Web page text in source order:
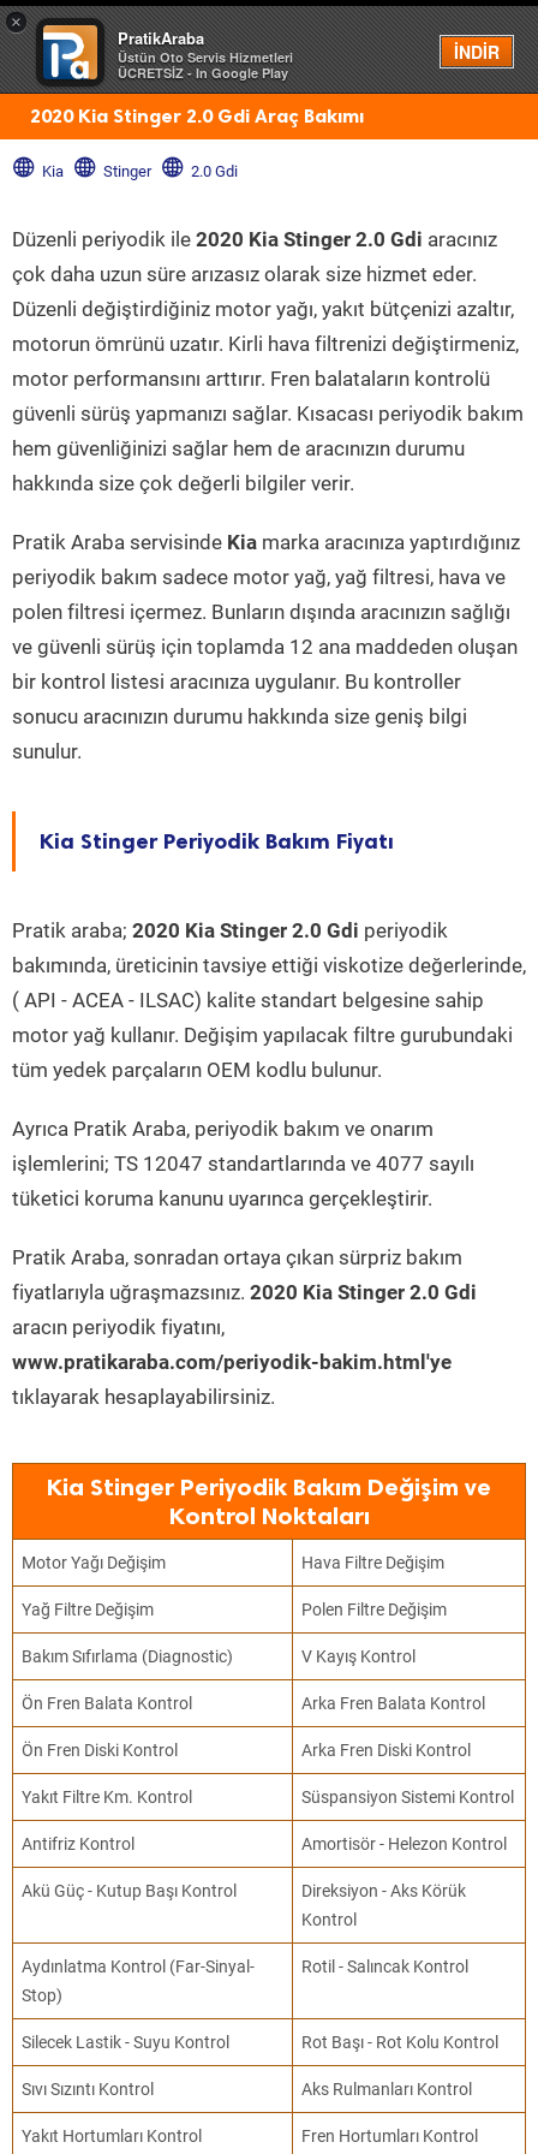
×
PratikAraba
Üstün Oto Servis Hizmetleri
ÜCRETSİZ - In Google Play
İNDİR
Menü
2020 Kia Stinger 2.0 Gdi Araç Bakımı
Kia Stinger 2.0 Gdi
Düzenli periyodik ile 2020 Kia Stinger 2.0 Gdi aracınız
çok daha uzun süre arızasız olarak size hizmet eder.
Düzenli değiştirdiğiniz motor yağı, yakıt bütçenizi azaltır,
motorun ömrünü uzatır. Kirli hava filtrenizi değiştirmeniz,
motor performansını arttırır. Fren balataların kontrolü
güvenli sürüş yapmanızı sağlar. Kısacası periyodik bakım
hem güvenliğinizi sağlar hem de aracınızın durumu
hakkında size çok değerli bilgiler verir.
Pratik Araba servisinde Kia marka aracınıza yaptırdığınız
periyodik bakım sadece motor yağ, yağ filtresi, hava ve
polen filtresi içermez. Bunların dışında aracınızın sağlığı
ve güvenli sürüş için toplamda 12 ana maddeden oluşan
bir kontrol listesi aracınıza uygulanır. Bu kontroller
sonucu aracınızın durumu hakkında size geniş bilgi
sunulur.
Kia Stinger Periyodik Bakım Fiyatı
Pratik araba; 2020 Kia Stinger 2.0 Gdi periyodik
bakımında, üreticinin tavsiye ettiği viskotize değerlerinde,
( API - ACEA - ILSAC) kalite standart belgesine sahip
motor yağ kullanır. Değişim yapılacak filtre gurubundaki
tüm yedek parçaların OEM kodlu bulunur.
Ayrıca Pratik Araba, periyodik bakım ve onarım
işlemlerini; TS 12047 standartlarında ve 4077 sayılı
tüketici koruma kanunu uyarınca gerçekleştirir.
Pratik Araba, sonradan ortaya çıkan sürpriz bakım
fiyatlarıyla uğraşmazsınız. 2020 Kia Stinger 2.0 Gdi
aracın periyodik fiyatını,
www.pratikaraba.com/periyodik-bakim.html'ye
tıklayarak hesaplayabilirsiniz.
Kia Stinger Periyodik Bakım Değişim ve
Kontrol Noktaları
Motor Yağı Değişim Hava Filtre Değişim
Yağ Filtre Değişim Polen Filtre Değişim
Bakım Sıfırlama (Diagnostic) V Kayış Kontrol
Ön Fren Balata Kontrol Arka Fren Balata Kontrol
Ön Fren Diski Kontrol Arka Fren Diski Kontrol
Yakıt Filtre Km. Kontrol Süspansiyon Sistemi Kontrol
Antifriz Kontrol Amortisör - Helezon Kontrol
Akü Güç - Kutup Başı Kontrol
Direksiyon - Aks Körük
Kontrol
Aydınlatma Kontrol (Far-Sinyal-
Stop)
Rotil - Salıncak Kontrol
Silecek Lastik - Suyu Kontrol Rot Başı - Rot Kolu Kontrol
Sıvı Sızıntı Kontrol Aks Rulmanları Kontrol
Yakıt Hortumları Kontrol Fren Hortumları Kontrol